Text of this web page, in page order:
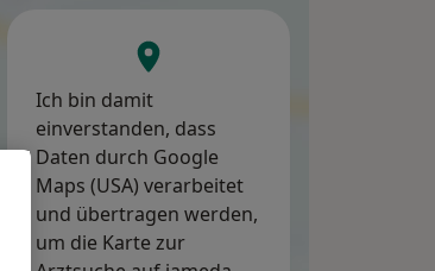
Do,
13 Aug 14 Aug
Ich bin damit
einverstanden, dass
Daten durch Google
Maps (USA) verarbeitet
und übertragen werden,
um die Karte zur